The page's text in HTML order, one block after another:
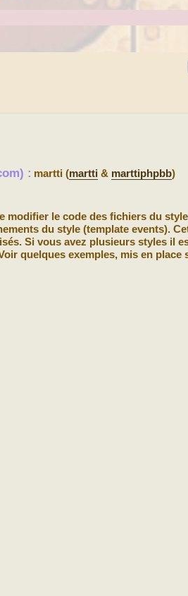
: martti (martti & marttiphpbb)
modifier le code des fichiers du style
du style (template events).
Si vous avez plusieurs styles il
quelques exemples, mis en place